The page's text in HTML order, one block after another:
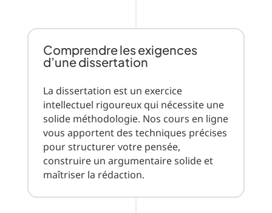
Comprendre les exigences
d’une dissertation
La dissertation est un exercice
intellectuel rigoureux qui nécessite une
solide méthodologie. Nos cours en ligne
vous apportent des techniques précises
pour structurer votre pensée,
construire un argumentaire solide et
maîtriser la rédaction.